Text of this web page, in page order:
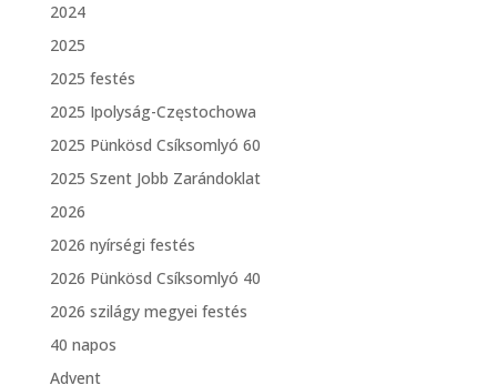
2024
2025
2025 festés
2025 Ipolyság-Częstochowa
2025 Pünkösd Csíksomlyó 60
2025 Szent Jobb Zarándoklat
2026
2026 nyírségi festés
2026 Pünkösd Csíksomlyó 40
2026 szilágy megyei festés
40 napos
Advent